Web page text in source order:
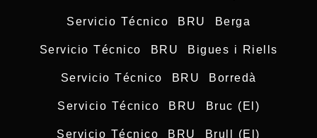
Servicio Técnico BRU Berga
Servicio Técnico BRU Bigues i Riells
Servicio Técnico BRU Borredà
Servicio Técnico BRU Bruc (El)
Servicio Técnico BRU Brull (El)